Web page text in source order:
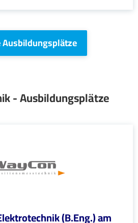
Ausbildungsplätze
- Ausbildungsplätze
(B.Eng.) am